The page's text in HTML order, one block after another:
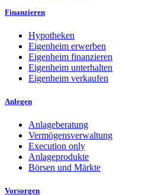
Finanzieren
Hypotheken
Eigenheim erwerben
Eigenheim finanzieren
Eigenheim unterhalten
Eigenheim verkaufen
Anlegen
Anlageberatung
Vermögensverwaltung
Execution only
Anlageprodukte
Börsen und Märkte
Vorsorgen